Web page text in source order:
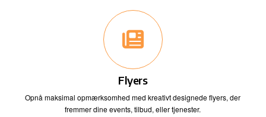
Flyers
Opnå maksimal opmærksomhed med kreativt designede flyers, der
fremmer dine events, tilbud, eller tjenester.